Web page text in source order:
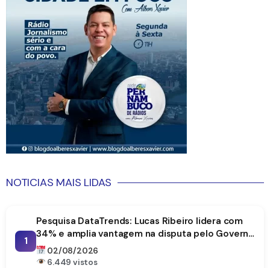
NOTICIAS MAIS LIDAS
1
Pesquisa DataTrends: Lucas Ribeiro lidera com
34% e amplia vantagem na disputa pelo Governo
da Paraíba
02/08/2026
6.449 vistos